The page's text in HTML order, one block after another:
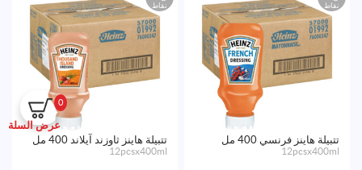
0
عرض السلة
نقاط
تتبيلة هاينز فرنسي 400 مل
12pcsx400ml
نقاط
تتبيلة هاينز ثاوزند آيلاند 400 مل
12pcsx400ml